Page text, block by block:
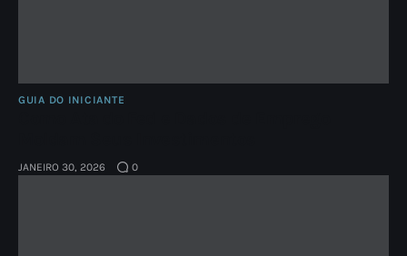
GUIA DO INICIANTE
JANEIRO 30, 2026 0